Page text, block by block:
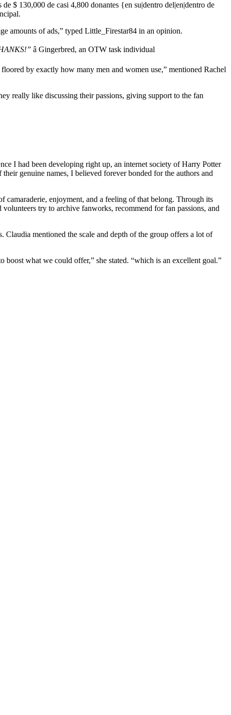
$ 130,000 de casi 4,800 donantes {en su|dentro del|en|dentro de
amounts of ads,” typed Little_Firestar84 in an opinion.
â Gingerbred, an OTW task individual
by exactly how many men and women use,” mentioned Rachel
really like discussing their passions, giving support to the fan
I had been developing right up, an internet society of Harry Potter
genuine names, I believed forever bonded for the authors and
camaraderie, enjoyment, and a feeling of that belong. Through its
try to archive fanworks, recommend for fan passions, and
Claudia mentioned the scale and depth of the group offers a lot of
what we could offer,” she stated. “which is an excellent goal.”